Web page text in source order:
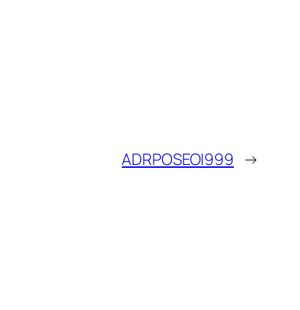
ADRPOSEOI999 →